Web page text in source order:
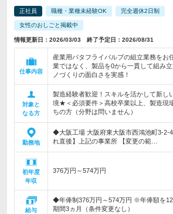
正社員 職種・業種未経験OK 完全週休2日制
女性のおしごと掲載中
情報更新日：2026/03/03 終了予定日：2026/08/31
仕事内容
産業用バタフライバルブの組立業務をお
業ではなく、製品を0から一貫して組み
ノづくりの面白さを実感！
対象と
なる方
製造経験者歓迎！スキルを活かして新し
境★＜必須要件＞高校卒業以上、製造現
ちの方（分野は問いません）
勤務地
◆大阪工場 大阪府東大阪市西鴻池町3-2-
れ直後】上記の事業所 【変更の範…
初年度
年収
376万円～574万円
給与
◆年俸制376万円～574万円 ※年俸額を
期間3ヵ月（条件変更なし）